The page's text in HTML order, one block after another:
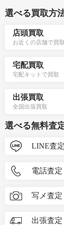
選べる買取方
店頭買取
お近くの店舗で買取
宅配買取
宅配キットで買取
出張買取
全国出張買取
選べる無料査
LINE査定
電話査定
写メ査定
出張査定